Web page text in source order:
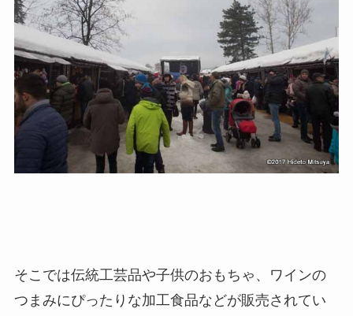
そこでは伝統工芸品や子供のおもちゃ、ワインの
つまみにぴったりな加工食品などが販売されてい